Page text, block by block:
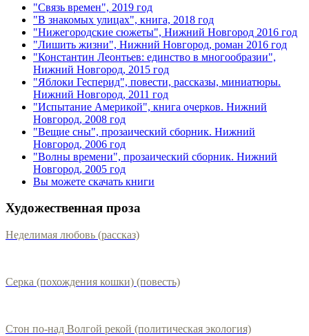
"Связь времен", 2019 год
"В знакомых улицах", книга, 2018 год
"Нижегородские сюжеты", Нижний Новгород 2016 год
"Лишить жизни", Нижний Новгород, роман 2016 год
"Константин Леонтьев: единство в многообразии",
Нижний Новгород, 2015 год
"Яблоки Гесперид", повести, рассказы, миниатюры.
Нижний Новгород, 2011 год
"Испытание Америкой", книга очерков. Нижний
Новгород, 2008 год
"Вещие сны", прозаический сборник. Нижний
Новгород, 2006 год
"Волны времени", прозаический сборник. Нижний
Новгород, 2005 год
Вы можете скачать книги
Художественная проза
Неделимая любовь (рассказ)
Серка (похождения кошки) (повесть)
Стон по-над Волгой рекой (политическая экология)